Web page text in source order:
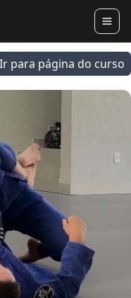
Ir para página do curso